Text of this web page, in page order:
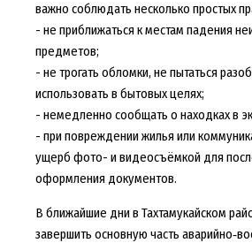
важно соблюдать несколько простых
- не приближаться к местам падения
предметов;
- не трогать обломки, не пытаться
использовать в бытовых целях;
- немедленно сообщать о находках в
- при повреждении жилья или
ущерб фото- и видеосъёмкой для
оформления документов.
В ближайшие дни в Тахтамукайском
завершить основную часть